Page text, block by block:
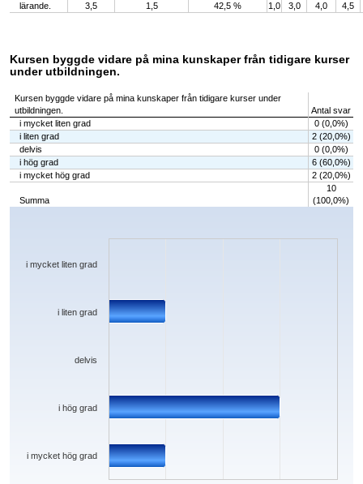
lärande.
3,5 1,5 42,5 % 1,0 3,0 4,0 4,5
Kursen byggde vidare på mina kunskaper från tidigare kurser
under utbildningen.
Kursen byggde vidare på mina kunskaper från tidigare kurser under
utbildningen.
Antal svar
i mycket liten grad
0 (0,0%)
i liten grad
2 (20,0%)
delvis
0 (0,0%)
i hög grad
6 (60,0%)
i mycket hög grad
2 (20,0%)
Summa
10
(100,0%)
Chart
The chart has 1 X axis displaying categories.
i mycket hög grad
i hög grad
delvis
i liten grad
i mycket liten grad